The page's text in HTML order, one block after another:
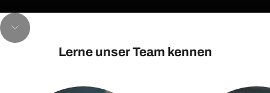
Zum nächsten Abschnitt navigieren
Lerne unser Team kennen